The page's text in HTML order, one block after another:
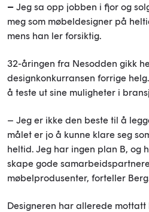
– Jeg sa opp jobben i fjor og
meg som møbeldesigner på
mens han ler forsiktig.
32-åringen fra Nesodden gikk
designkonkurransen forrige
å teste ut sine muligheter i
– Jeg er ikke den beste til å
målet er jo å kunne klare seg
heltid. Jeg har ingen plan B, og
skape gode
møbelprodusenter, forteller
Designeren har allerede